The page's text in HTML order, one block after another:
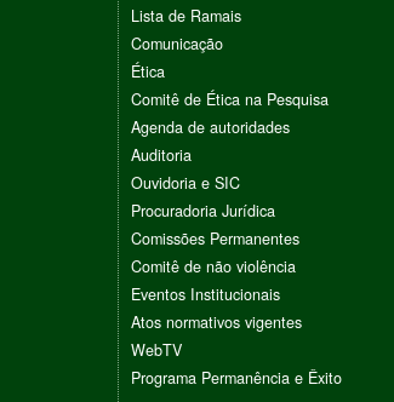
Lista de Ramais
Comunicação
Ética
Comitê de Ética na Pesquisa
Agenda de autoridades
Auditoria
Ouvidoria e SIC
Procuradoria Jurídica
Comissões Permanentes
Comitê de não violência
Eventos Institucionais
Atos normativos vigentes
WebTV
Programa Permanência e Êxito